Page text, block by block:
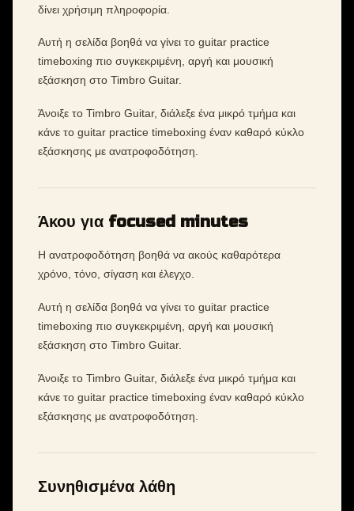
δίνει χρήσιμη πληροφορία.
Αυτή η σελίδα βοηθά να γίνει το guitar practice
timeboxing πιο συγκεκριμένη, αργή και μουσική
εξάσκηση στο Timbro Guitar.
Άνοιξε το Timbro Guitar, διάλεξε ένα μικρό τμήμα και
κάνε το guitar practice timeboxing έναν καθαρό κύκλο
εξάσκησης με ανατροφοδότηση.
Άκου για focused minutes
Η ανατροφοδότηση βοηθά να ακούς καθαρότερα
χρόνο, τόνο, σίγαση και έλεγχο.
Αυτή η σελίδα βοηθά να γίνει το guitar practice
timeboxing πιο συγκεκριμένη, αργή και μουσική
εξάσκηση στο Timbro Guitar.
Άνοιξε το Timbro Guitar, διάλεξε ένα μικρό τμήμα και
κάνε το guitar practice timeboxing έναν καθαρό κύκλο
εξάσκησης με ανατροφοδότηση.
Συνηθισμένα λάθη